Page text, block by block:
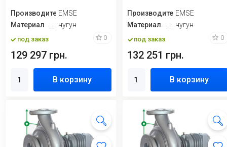
ПроизводительEMSE
Материал
чугун
под заказ 0
129 297 грн.
В корзину
ПроизводительEMSE
Материал
чугун
под заказ 0
132 251 грн.
В корзину